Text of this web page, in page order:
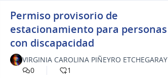
Permiso provisorio de
estacionamiento para personas
con discapacidad
VIRGINIA CAROLINA PIÑEYRO ETCHEGARAY
0
1